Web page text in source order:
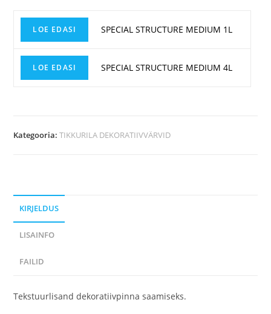
LOE EDASI SPECIAL STRUCTURE MEDIUM 1L
LOE EDASI SPECIAL STRUCTURE MEDIUM 4L
Kategooria:TIKKURILA DEKORATIIVVÄRVID
KIRJELDUS
LISAINFO
FAILID
Tekstuurlisand dekoratiivpinna saamiseks.